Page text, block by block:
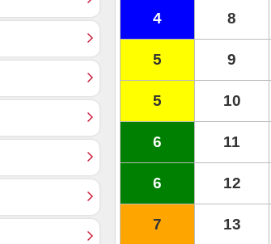
4 8
5 9
5 10
6 11
6 12
7 13